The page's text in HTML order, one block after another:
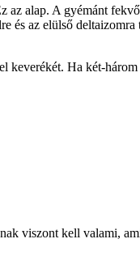
alap. A gyémánt
és az elülső
Ha két-
viszont kell valami,